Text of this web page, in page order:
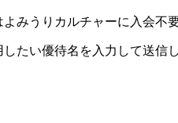
みうりカルチャーに入会不要
たい優待名を入力して送信し